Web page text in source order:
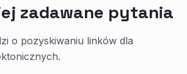
zadawane pytania
o pozyskiwaniu linków dla